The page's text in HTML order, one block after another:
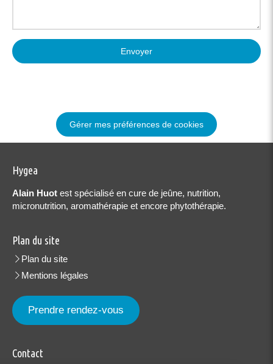
Envoyer
Gérer mes préférences de cookies
Hygea
Alain Huot est spécialisé en cure de jeûne, nutrition,
micronutrition, aromathérapie et encore phytothérapie.
Plan du site
Plan du site
Mentions légales
Prendre rendez-vous
Contact